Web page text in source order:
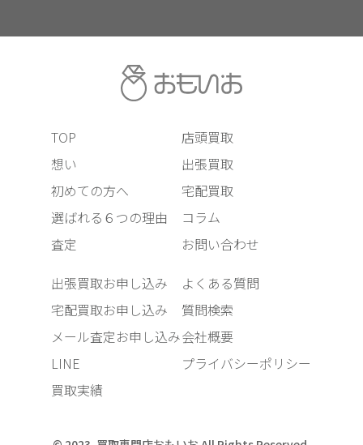
TOP
想い
初めての方へ
選ばれる６つの理由
査定
店頭買取
出張買取
宅配買取
コラム
お問い合わせ
出張買取お申し込み
宅配買取お申し込み
メール査定お申し込み
LINE
買取実績
よくある質問
質問検索
会社概要
プライバシーポリシー